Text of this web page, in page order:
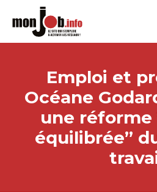
Emploi et
Océane
une réforme
équilibrée”